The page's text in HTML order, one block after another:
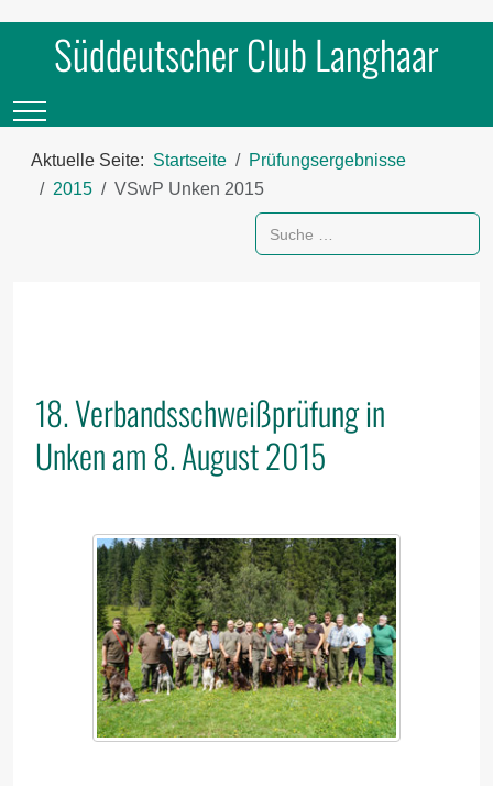
Süddeutscher Club Langhaar
Mobile Menu Toggle
Aktuelle Seite: Startseite
Prüfungsergebnisse
2015
VSwP Unken 2015
Suchen
18. Verbandsschweißprüfung in
Unken am 8. August 2015